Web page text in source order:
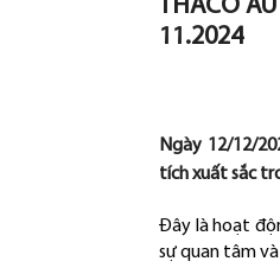
THACO
11.2024
Ngày 12/12/
tích xuất sắc
Đây là hoạt
sự quan tâm